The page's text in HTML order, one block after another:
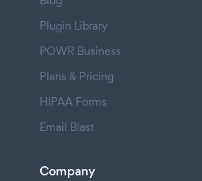
Plugin Library
POWR Business
Plans & Pricing
HIPAA Forms
Email Blast
Company